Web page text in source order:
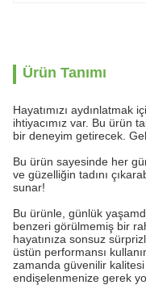
Ürün Tanımı
Hayatımızı aydınlatmak
ihtiyacımız var. Bu ürün
bir deneyim getirecek.
Bu ürün sayesinde her
ve güzelliğin tadını
sunar!
Bu ürünle, günlük
benzeri görülmemiş bir
hayatınıza sonsuz
üstün performansı
zamanda güvenilir
endişelenmenize gerek